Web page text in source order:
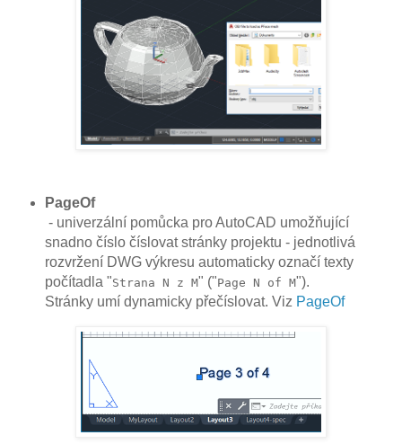
PageOf
- univerzální pomůcka pro AutoCAD umožňující
snadno číslo číslovat stránky projektu - jednotlivá
rozvržení DWG výkresu automaticky označí texty
počítadla "Strana N z M" ("Page N of M").
Stránky umí dynamicky přečíslovat. Viz PageOf